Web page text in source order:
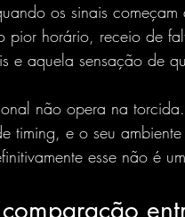
os sinais
pior horário, receio de
e aquela sensação de
não opera na
timing, e o seu
esse não é